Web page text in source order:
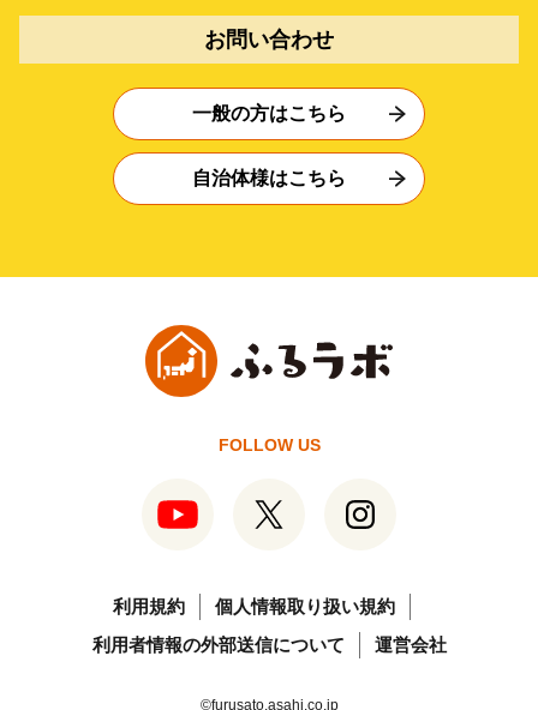
お問い合わせ
一般の方はこちら
自治体様はこちら
FOLLOW US
利用規約
個人情報取り扱い規約
利用者情報の外部送信について
運営会社
©furusato.asahi.co.jp